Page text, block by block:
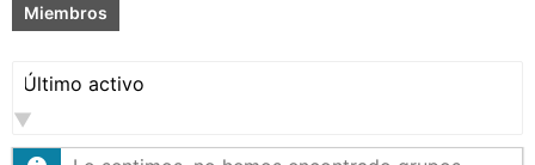
Miembros
Ordenar
por: